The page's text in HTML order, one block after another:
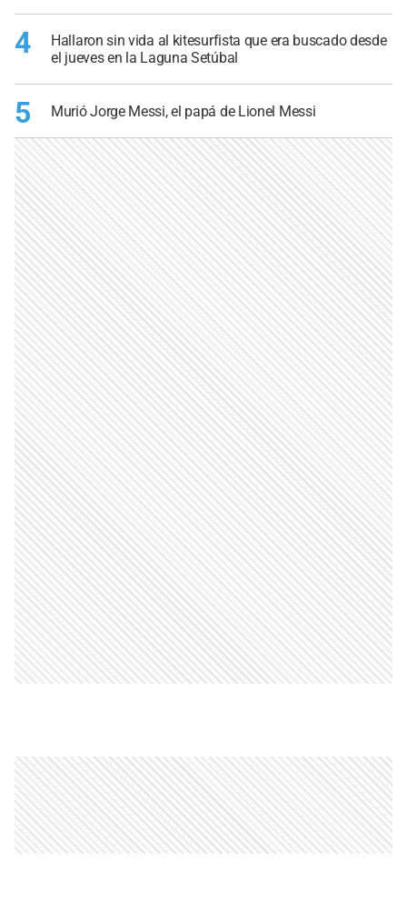
4
Hallaron sin vida al kitesurfista que era buscado desde
el jueves en la Laguna Setúbal
5 Murió Jorge Messi, el papá de Lionel Messi